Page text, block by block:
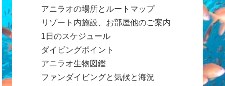
アニラオの場所とルートマップ
リゾート内施設、お部屋他のご案内
1日のスケジュール
ダイビングポイント
アニラオ生物図鑑
ファンダイビングと気候と海況